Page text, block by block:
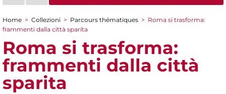
You are here
Home > Collezioni > Parcours thématiques > Roma si trasforma:
frammenti dalla città sparita
Roma si trasforma:
frammenti dalla città
sparita